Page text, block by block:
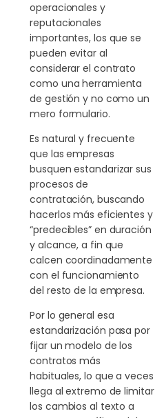
operacionales y
reputacionales
importantes, los que se
pueden evitar al
considerar el contrato
como una herramienta
de gestión y no como un
mero formulario.
Es natural y frecuente
que las empresas
busquen estandarizar sus
procesos de
contratación, buscando
hacerlos más eficientes y
“predecibles” en duración
y alcance, a fin que
calcen coordinadamente
con el funcionamiento
del resto de la empresa.
Por lo general esa
estandarización pasa por
fijar un modelo de los
contratos más
habituales, lo que a veces
llega al extremo de limitar
los cambios al texto a